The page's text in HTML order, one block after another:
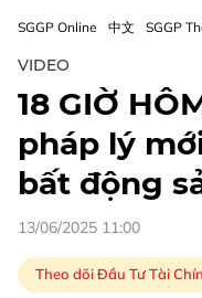
SGGP Online 中文 SGGP
VIDEO
18 GIỜ
pháp lý
bất động
13/06/2025 11:00
Theo dõi Đầu Tư Tài